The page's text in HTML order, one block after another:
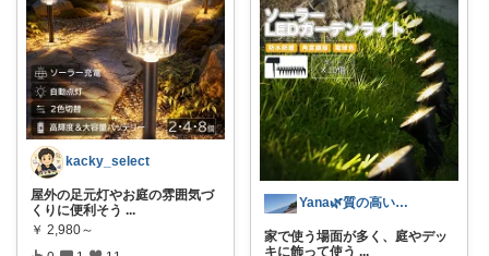
kacky_select
屋外の足元灯やお庭の雰囲気づ
くりに便利そう ...
￥ 2,980～
Yana🌿質の高い暮らしのROOM
家で使う場面が多く、庭やデッ
キに飾って使う ...